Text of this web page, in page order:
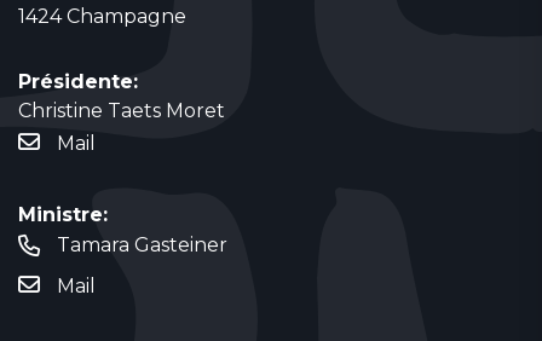
1424 Champagne
Présidente:
Christine Taets Moret
Mail
Ministre:
Tamara Gasteiner
Mail